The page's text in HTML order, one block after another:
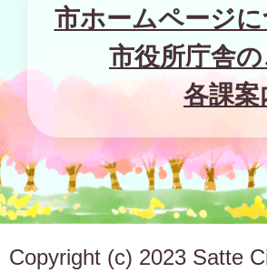
市ホームページ
市役所庁舎
各課案
Copyright (c) 2023 Satte